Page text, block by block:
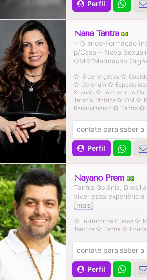
Perfil
Nana Tantra
+15 anos-Formação
p/Casal+ Nova
OM15'Meditação
Bioenergética
Delerium
Sexuais
Instrutor de
Terapia Tântrica
OM
Renascimento
Tantra
Perfil
contate para saber a
Nayano Prem
Tantra Goiânia,
viver essa experiência
[mais]
Instrutor de Cursos
Tântrica
Tantra
Perfil
contate para saber a